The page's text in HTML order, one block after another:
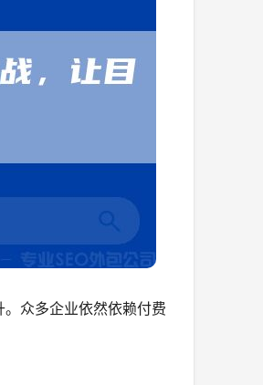
众多企业依然依赖付费